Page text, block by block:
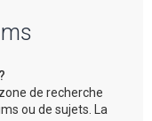
de recherche
ou de sujets. La